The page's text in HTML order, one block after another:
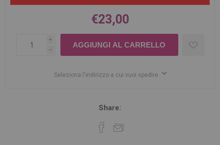
€23,00
i
h
Seleziona l'indirizzo a cui vuoi spedire
Share: